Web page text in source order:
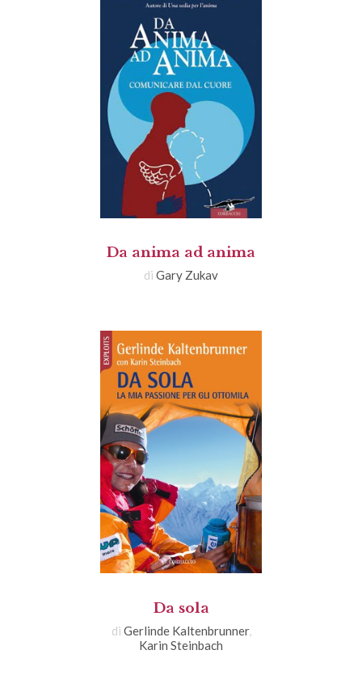
Da anima ad anima
di Gary Zukav
Da sola
di Gerlinde Kaltenbrunner,
Karin Steinbach